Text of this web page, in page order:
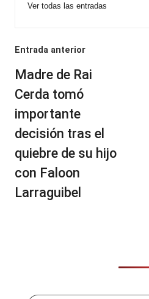
Ver todas las entradas
Navegación
de
entradas
Entrada anterior
Madre de Rai
Cerda tomó
importante
decisión tras el
quiebre de su hijo
con Faloon
Larraguibel